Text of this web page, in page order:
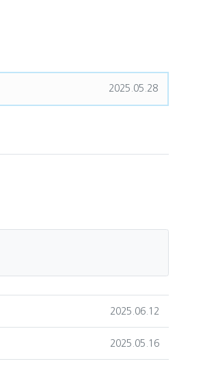
등록일
2025.05.28
작성일
2025.06.12
작성일
2025.05.16